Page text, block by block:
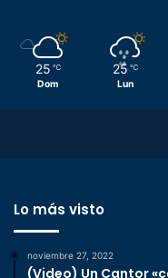
25 ℃
Dom
25 ℃
Lun
Lo más visto
noviembre 27, 2022
(Video) Un Cantor